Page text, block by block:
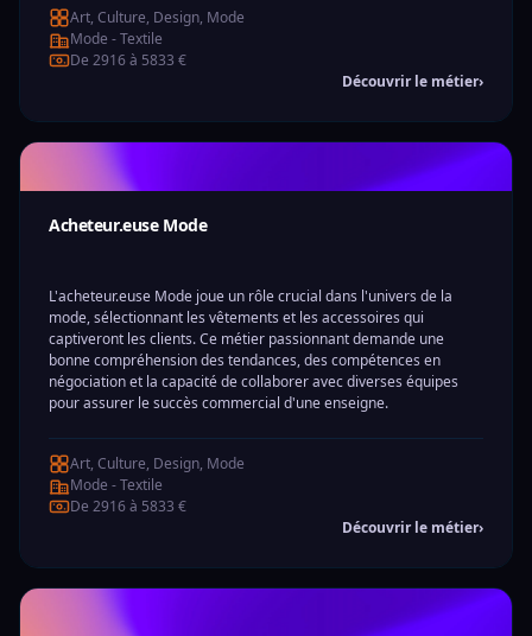
Art, Culture, Design, Mode
Mode - Textile
De 2916 à 5833 €
Découvrir le métier›
Acheteur.euse Mode
L'acheteur.euse Mode joue un rôle crucial dans l'univers de la
mode, sélectionnant les vêtements et les accessoires qui
captiveront les clients. Ce métier passionnant demande une
bonne compréhension des tendances, des compétences en
négociation et la capacité de collaborer avec diverses équipes
pour assurer le succès commercial d'une enseigne.
Art, Culture, Design, Mode
Mode - Textile
De 2916 à 5833 €
Découvrir le métier›